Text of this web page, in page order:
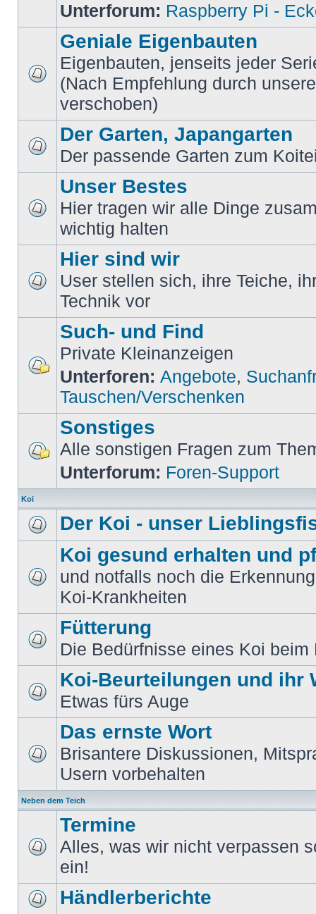
Unterforum: Raspberry Pi -
Geniale Eigenbauten
Eigenbauten, jenseits jeder
(Nach Empfehlung durch
verschoben)
Der Garten, Japangarten
Der passende Garten zum
Unser Bestes
Hier tragen wir alle Dinge
wichtig halten
Hier sind wir
User stellen sich, ihre Teiche,
Technik vor
Such- und Find
Private Kleinanzeigen
Unterforen: Angebote,
Tauschen/Verschenken
Sonstiges
Alle sonstigen Fragen zum
Unterforum: Foren-Support
Koi
Der Koi - unser
Koi gesund erhalten und
und notfalls noch die
Koi-Krankheiten
Fütterung
Die Bedürfnisse eines Koi beim
Koi-Beurteilungen und ihr
Etwas fürs Auge
Das ernste Wort
Brisantere Diskussionen,
Usern vorbehalten
Neben dem Teich
Termine
Alles, was wir nicht verpassen
ein!
Händlerberichte